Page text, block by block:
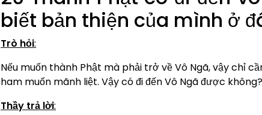
biết bản thiện của mình ở
Trò hỏi:
Nếu muốn thành Phật mà phải trở về Vô Ngã, vậy chỉ
ham muốn mãnh liệt. Vậy có đi đến Vô Ngã được không?
Thầy trả lời: